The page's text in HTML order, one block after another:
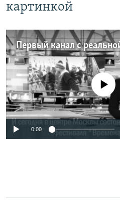
картинкой
Первый канал с
No media source
0:00